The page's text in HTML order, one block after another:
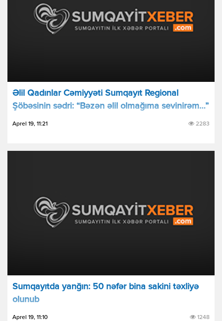
Əlil Qadınlar Cəmiyyəti Sumqayıt Regional
Şöbəsinin sədri: “Bəzən əlil olmağıma sevinirəm…”
Aprel 19, 11:21 2283
Sumqayıtda yanğın: 50 nəfər bina sakini təxliyə
olunub
Aprel 19, 11:10 1248